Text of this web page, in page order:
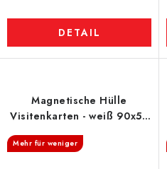
DETAIL
Magnetische Hülle
Visitenkarten - weiß 90x50
mm
Mehr für weniger